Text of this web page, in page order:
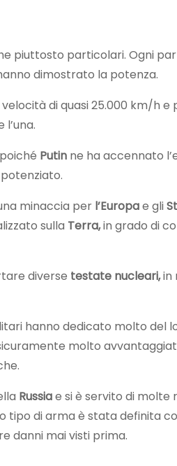
piuttosto particolari. Ogni
dimostrato la potenza.
di quasi 25.000 km/h e
Putin ne ha accennato
minaccia per l’Europae gli
sulla Terra,in grado di
diverse testate nucleari,in
hanno dedicato molto del
molto
Russiae si è servito di molte
tipo di arma è stata definita
danni mai visti prima.